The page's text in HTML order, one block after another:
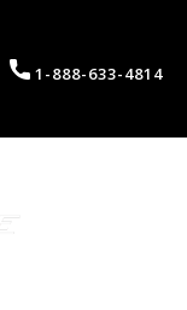
1-888-633-4814